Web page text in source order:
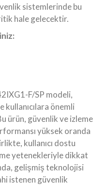
sistemlerinde bu
hale gelecektir.
F/SP modeli,
önemli
ürün, güvenlik ve izleme
yüksek oranda
kullanıcı dostu
yetenekleriyle dikkat
gelişmiş teknolojisi
istenen güvenlik